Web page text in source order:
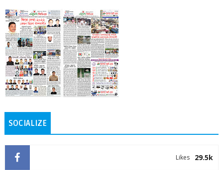
SOCIALIZE
29.5k
Likes